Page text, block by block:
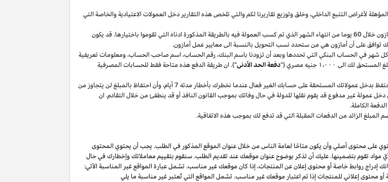
لأغراض التتبع الداخلي،وخلق وتوزيع تقاريرنا لكم والتي تلخص هذه التقارير دخل العمولات الاعتيادية والخاصة التي
سنقوم بدفع دخل العمولة المعتاد ودخل العمولة الخاص في العملة الأساسية لموقع أمازون خلال 60 يوما من انتهاء الشهر الذي تم كسب العمولة فيه بالطريقة المذكورة ادناه التي تقوموا باختيارها. قد يكون
توافق على أن أمازون هي من ستحدد نسب التحويل بالنسبة الى معايير عمل أمازون.
شهر في الحساب البنكي التي تحددها وبعد أن تزودنا باسم البنك،رقم الحساب، اسم صاحب الحساب،ومعلومات تعريفية
المستحق لك الى ١٬٠٠٠ جنيه مصري("دفعة الحد الأدنى")
. انطريقة الدفعهذه متاحةفقط للحسابات المصرفية
بدخل عمولاتك المستحقة على حسابك الغير فعالعندما نخطرك بأخطار مدته 7 أيام،وأن احتفاظ بالمبلغ لن يتجاوز من
دخل عمولة غير مدفوع قد يقوم نقلها للدولة في حال وفاتك بموجب القانون النافذ أو قد ينطفئ من خلال التقادم. ان
الكاملة.
المبلغ الزائد من الدفعات المقبلة التي قد تدفع لك بموجب هذه الاتفاقية.
على محتوى أصلي وأن يكون متاحًا لعامة الناس من خلال عنوان الموقع المذكور في الطلب. يجب أن يحتوي المحتوى
مواد تقوم بتضمينها. عليك أن تذكر بوضوح عنوان موقعك عند تقديم الطلب. سنقوم بتقييم معاملاتك وإخطارك في حال
إدراج روابط خاصة أو محتوى إعلان عن المنتجات، إذا كان موقعك غير مناسب. تشمل عبارة المواقع غير المناسبة الآتي:
محتوى إعلاني للمنتجات إذا تم اعتبار موقعك غير مناسب. تشمل المواقع التي تُعتبر غير مناسبة ما يلي